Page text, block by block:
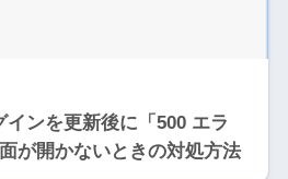
ンを更新後に「500 エラ
が開かないときの対処方法